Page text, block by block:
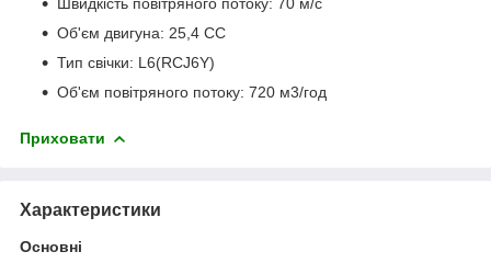
Об'єм двигуна: 25,4 СС
Тип свічки: L6(RCJ6Y)
Об'єм повітряного потоку: 720 м3/год
Приховати
Характеристики
Основні